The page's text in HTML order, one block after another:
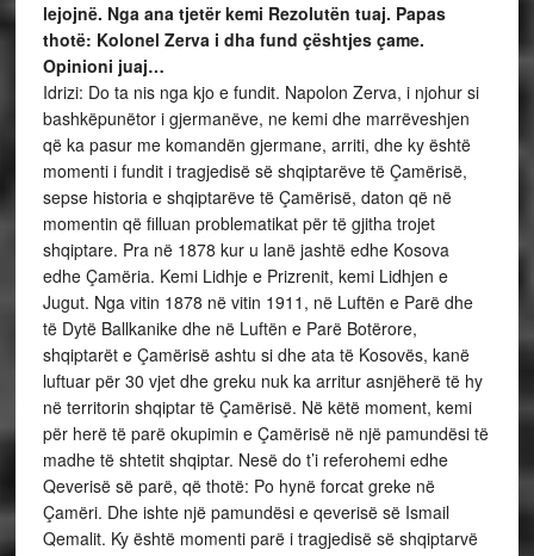
lejojnë. Nga ana tjetër kemi Rezolutën tuaj. Papas
thotë: Kolonel Zerva i dha fund çështjes çame.
Opinioni juaj…
Idrizi: Do ta nis nga kjo e fundit. Napolon Zerva, i njohur si
bashkëpunëtor i gjermanëve, ne kemi dhe marrëveshjen
që ka pasur me komandën gjermane, arriti, dhe ky është
momenti i fundit i tragjedisë së shqiptarëve të Çamërisë,
sepse historia e shqiptarëve të Çamërisë, daton që në
momentin që filluan problematikat për të gjitha trojet
shqiptare. Pra në 1878 kur u lanë jashtë edhe Kosova
edhe Çamëria. Kemi Lidhje e Prizrenit, kemi Lidhjen e
Jugut. Nga vitin 1878 në vitin 1911, në Luftën e Parë dhe
të Dytë Ballkanike dhe në Luftën e Parë Botërore,
shqiptarët e Çamërisë ashtu si dhe ata të Kosovës, kanë
luftuar për 30 vjet dhe greku nuk ka arritur asnjëherë të hy
në territorin shqiptar të Çamërisë. Në këtë moment, kemi
për herë të parë okupimin e Çamërisë në një pamundësi të
madhe të shtetit shqiptar. Nesë do t’i referohemi edhe
Qeverisë së parë, që thotë: Po hynë forcat greke në
Çamëri. Dhe ishte një pamundësi e qeverisë së Ismail
Qemalit. Ky është momenti parë i tragjedisë së shqiptarvë